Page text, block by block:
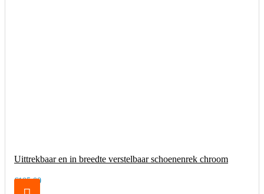
Uittrekbaar en in breedte verstelbaar schoenenrek chroom
€105,00